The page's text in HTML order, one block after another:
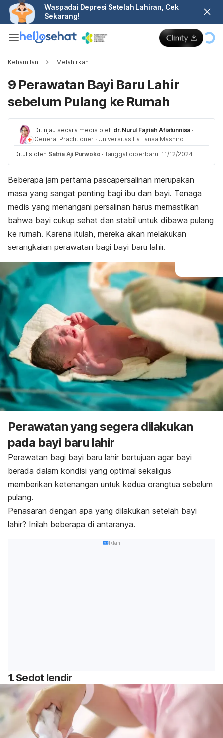
Waspadai Depresi Setelah Lahiran, Cek
Sekarang!
Kehamilan Melahirkan
9 Perawatan Bayi Baru Lahir
sebelum Pulang ke Rumah
Ditinjau secara medis oleh dr. Nurul Fajriah Afiatunnisa ·
General Practitioner · Universitas La Tansa Mashiro
Ditulis oleh Satria Aji Purwoko · Tanggal diperbarui 11/12/2024
Beberapa jam pertama pascapersalinan merupakan
masa yang sangat penting bagi ibu dan bayi. Tenaga
medis yang menangani persalinan harus memastikan
bahwa bayi cukup sehat dan stabil untuk dibawa pulang
ke rumah. Karena itulah, mereka akan melakukan
serangkaian perawatan bagi bayi baru lahir.
Perawatan yang segera dilakukan
pada bayi baru lahir
Perawatan bagi bayi baru lahir bertujuan agar bayi
berada dalam kondisi yang optimal sekaligus
memberikan ketenangan untuk kedua orangtua sebelum
pulang.
Penasaran dengan apa yang dilakukan setelah bayi
lahir? Inilah beberapa di antaranya.
Iklan
1. Sedot lendir